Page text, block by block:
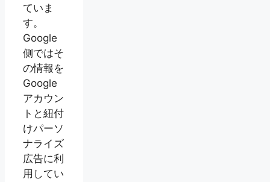
ていま
す。
Google
側ではそ
の情報を
Google
アカウン
トと紐付
けパーソ
ナライズ
広告に利
用してい